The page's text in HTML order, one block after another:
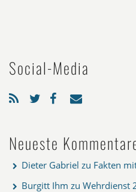
Social-Media
Neueste
Dieter Gabriel zu Fakten
Burgitt Ihm zu Wehrdienst